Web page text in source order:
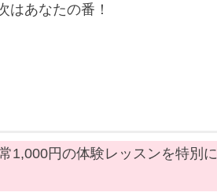
はあなたの番！
1,000円の体験レッスンを特別に